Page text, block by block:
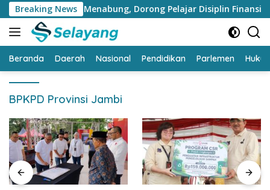
Langsung
ke
konten
Breaking News
Edukasi Menabung, Dorong Pelajar Disiplin Finansial sejak
Beranda Daerah Nasional Pendidikan Parlemen
BPKPD Provinsi Jambi